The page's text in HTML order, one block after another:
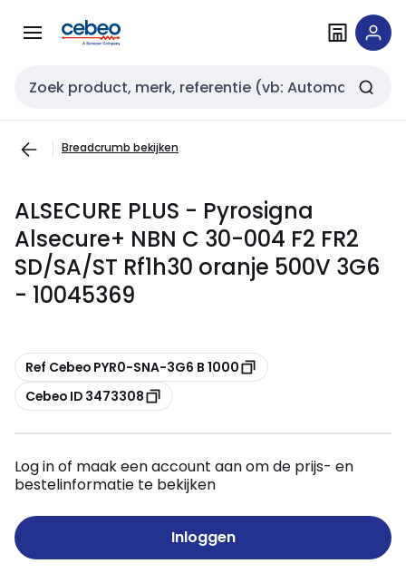
naar
naar
Zoekveld invoer
Breadcrumb bekijken
ALSECURE PLUS - Pyrosigna
Alsecure+ NBN C 30-004 F2 FR2
SD/SA/ST Rf1h30 oranje 500V 3G6
- 10045369
Kopiëren
Ref Cebeo PYR0-SNA-3G6 B 1000
Kopiëren
Cebeo ID 3473308
Log in of maak een account aan om de prijs- en
bestelinformatie te bekijken
Inloggen